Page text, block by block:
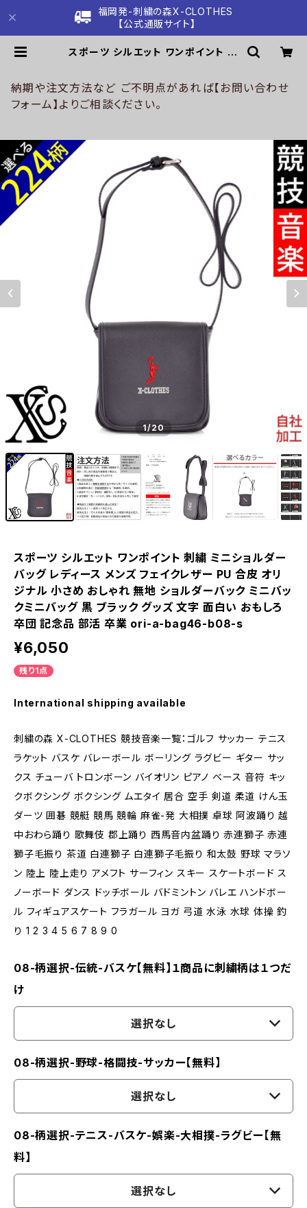
福岡発-刺繍の森X-CLOTHES
【公式通販サイト】
スポーツ シルエット ワンポイント 刺
ジナル 小さめ おしゃれ 無地 ショルダ
ーバック ミニバックミニバッグ 黒 ブ
ラック グッズ 文字 面白い おもしろ
【公式通販サイト】
納期や注文方法など ご不明点があれば【お問い合わせ
フォーム】よりご相談ください。
1/20
スポーツ シルエット ワンポイント 刺繍 ミニショルダー
バッグ レディース メンズ フェイクレザー PU 合皮 オリ
ジナル 小さめ おしゃれ 無地 ショルダーバック ミニバッ
クミニバッグ 黒 ブラック グッズ 文字 面白い おもしろ
卒団 記念品 部活 卒業 ori-a-bag46-b08-s
¥6,050
残り1点
International shipping available
刺繍の森 X-CLOTHES 競技音楽一覧：ゴルフ サッカー テニス
ラケット バスケ バレーボール ボーリング ラグビー ギター サッ
クス チューバ トロンボーン バイオリン ピアノ ベース 音符 キッ
クボクシング ボクシング ムエタイ 居合 空手 剣道 柔道 けん玉
ダーツ 囲碁 競艇 競馬 競輪 麻雀-発 大相撲 卓球 阿波踊り 越
中おわら踊り 歌舞伎 郡上踊り 西馬音内盆踊り 赤連獅子 赤連
獅子毛振り 茶道 白連獅子 白連獅子毛振り 和太鼓 野球 マラソ
ン 陸上 陸上走り アメフト サーフィン スキー スケートボード ス
ノーボード ダンス ドッチボール バドミントン バレエ ハンドボー
ル フィギュアスケート フラガール ヨガ 弓道 水泳 水球 体操 釣
り 1 2 3 4 5 6 7 8 9 0
08-柄選択-伝統-バスケ【無料】１商品に刺繍柄は１つだ
け
選択なし
08-柄選択-野球-格闘技-サッカー【無料】
選択なし
08-柄選択-テニス-バスケ-娯楽-大相撲-ラグビー【無
料】
選択なし